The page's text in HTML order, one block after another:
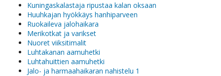
Kuningaskalastaja ripustaa kalan oksaan
Huuhkajan hyökkäys hanhiparveen
Ruokaileva jalohaikara
Merikotkat ja varikset
Nuoret viiksitimalit
Luhtakanan aamuhetki
Luhtahuittien aamuhetki
Jalo- ja harmaahaikaran nahistelu 1